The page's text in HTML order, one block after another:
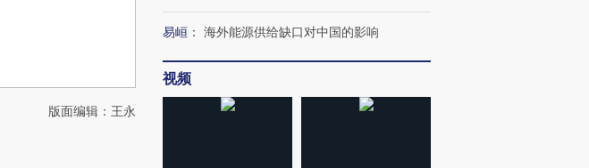
版面编辑：王永
易峘 ： 海外能源供给缺口对中国的影响
视频